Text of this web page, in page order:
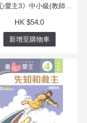
HK $54.0
新增至購物車